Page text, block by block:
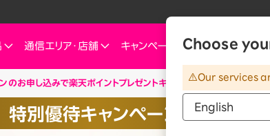
SIM
インターネット・電気
通信エリア・ 店舗
ン
ご来店のお客様へ
ショップ（店舗）
キャンペーン
ンペーン
インターネット・電気
Rakuten Turbo
お知らせ・サポー
ご検討中の方へ
お申し込みガイド
お客様サポ
Choose
Our services
お申し込みで楽天ポイントプレゼントキャンペーン
特別優待キャンペーン